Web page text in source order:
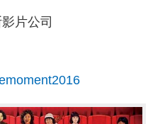
片公司